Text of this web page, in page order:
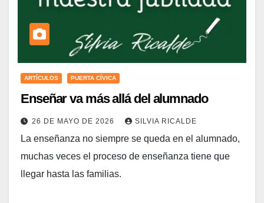
ARTÍCULOS PUERTA CÍVICA
Enseñar va más allá del alumnado
26 DE MAYO DE 2026 SILVIA RICALDE
La enseñanza no siempre se queda en el alumnado,
muchas veces el proceso de enseñanza tiene que
llegar hasta las familias.